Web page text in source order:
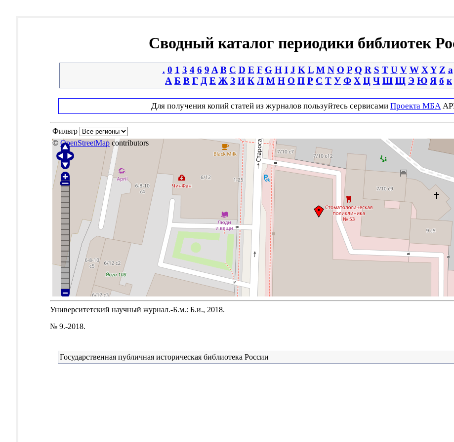
Сводный каталог периодики библиотек
. 0 1 3 4 6 9 A B C D E F G H I J K L M N O P Q R S T U V W X Y Z a
А Б В Г Д Е Ж З И К Л М Н О П Р С Т У Ф Х Ц Ч Ш Щ Э Ю Я б к
Для получения копий статей из журналов пользуйтесь сервисами Проекта МБА
Фильтр
© OpenStreetMap contributors
Университетский научный журнал.-Б.м.: Б.и., 2018.
№ 9.-2018.
Государственная публичная историческая библиотека России